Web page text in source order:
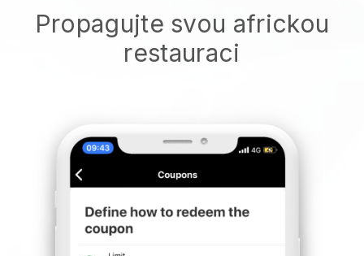
Propagujte svou africkou
restauraci